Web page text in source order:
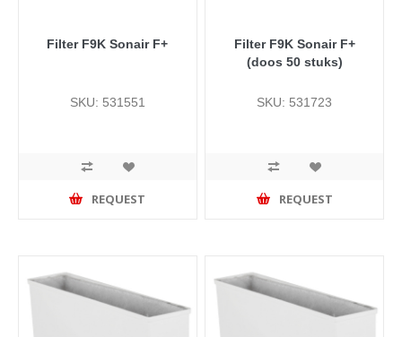
Filter F9K Sonair F+
SKU: 531551
REQUEST
Filter F9K Sonair F+
(doos 50 stuks)
SKU: 531723
REQUEST